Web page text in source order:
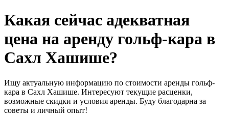
Какая сейчас адекватная
цена на аренду гольф-кара в
Сахл Хашише?
Ищу актуальную информацию по стоимости аренды гольф-
кара в Сахл Хашише. Интересуют текущие расценки,
возможные скидки и условия аренды. Буду благодарна за
советы и личный опыт!